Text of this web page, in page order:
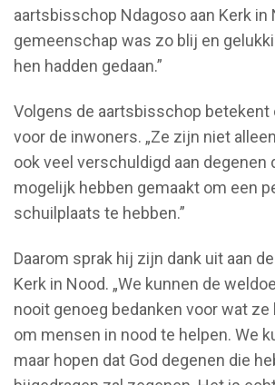
aartsbisschop Ndagoso aan Kerk in
gemeenschap was zo blij en
hen hadden gedaan.”
Volgens de aartsbisschop betekent
voor de inwoners. „Ze zijn niet
ook veel verschuldigd aan degenen
mogelijk hebben gemaakt om een
schuilplaats te hebben.”
Daarom sprak hij zijn dank uit aan
Kerk in Nood. „We kunnen de
nooit genoeg bedanken voor wat ze
om mensen in nood te helpen. We
maar hopen dat God degenen die